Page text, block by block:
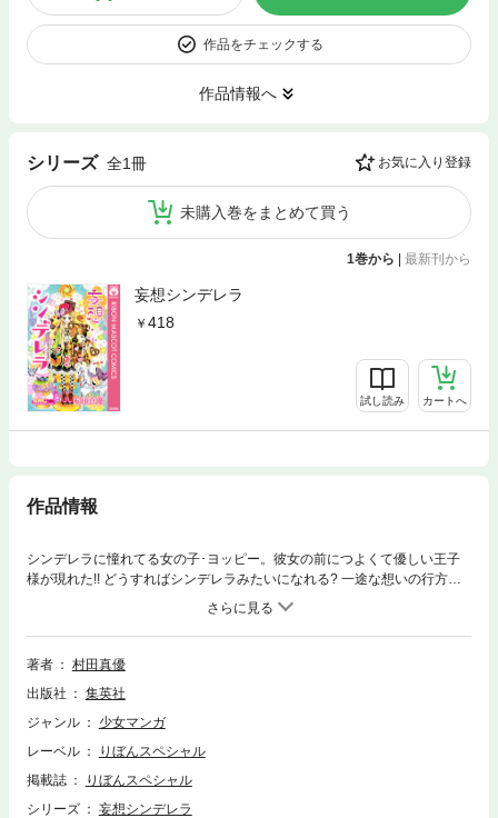
作品をチェックする
作品情報へ
シリーズ 全1冊 お気に入り登録
未購入巻をまとめて買う
1巻から 最新刊から
妄想シンデレラ
418
試し読み カートへ
作品情報
シンデレラに憧れてる女の子･ヨッピー。彼女の前につよくて優しい王子
様が現れた!! どうすればシンデレラみたいになれる? 一途な想いの行方は─
─!? 【収録作品】妄想シンデレラ/シュガー中毒/HEY YOU!!/こんな夜空
著者
村田真優
出版社
集英社
ジャンル
少女マンガ
レーベル
りぼんスペシャル
掲載誌
りぼんスペシャル
シリーズ
妄想シンデレラ